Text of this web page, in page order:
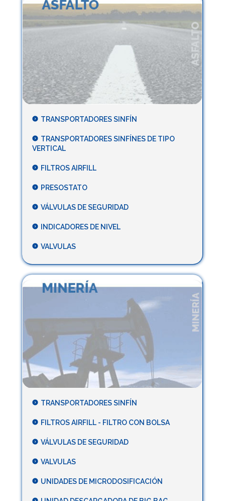
TRANSPORTADORES SINFÍN
TRANSPORTADORES SINFÍNES DE TIPO
VERTICAL
FILTROS AIRFILL
PRESOSTATO
VÁLVULAS DE SEGURIDAD
INDICADORES DE NIVEL
VALVULAS
TRANSPORTADORES SINFÍN
FILTROS AIRFILL - FILTRO CON BOLSA
VÁLVULAS DE SEGURIDAD
VALVULAS
UNIDADES DE MICRODOSIFICACIÓN